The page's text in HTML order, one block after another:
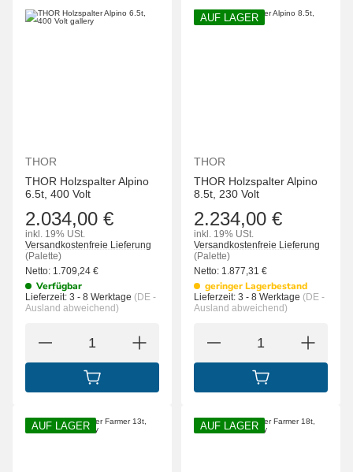
THOR
THOR Holzspalter Alpino
6.5t, 400 Volt
2.034,00 €
inkl. 19% USt.
Versandkostenfreie Lieferung
(Palette)
Netto: 1.709,24 €
Verfügbar
Lieferzeit: 3 - 8 Werktage (DE -
Ausland abweichend)
IN DEN WARENKORB
AUF LAGER
THOR
THOR Holzspalter Alpino
8.5t, 230 Volt
2.234,00 €
inkl. 19% USt.
Versandkostenfreie Lieferung
(Palette)
Netto: 1.877,31 €
geringer Lagerbestand
Lieferzeit: 3 - 8 Werktage (DE -
Ausland abweichend)
IN DEN
AUF LAGER AUF LAGER